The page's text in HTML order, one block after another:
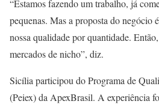
“Estamos fazendo um trabalho, já
pequenas. Mas a proposta do negócio
nossa qualidade por quantidade.
mercados de nicho”, diz.
Sicília participou do Programa de
(Peiex) da ApexBrasil. A experiência